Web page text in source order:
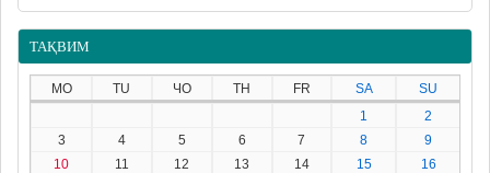
ТАҚВИМ
MO TU ЧО TH FR SA
SU
1
2
3
4 5 6 7 8
9
10
11 12 13 14 15
16